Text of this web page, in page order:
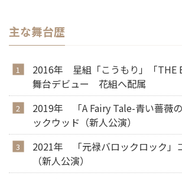
主な舞台歴
2016年 星組「こうもり」「THE
舞台デビュー 花組へ配属
2019年 「A Fairy Tale-青い薔薇
ックウッド（新人公演）
2021年 「元禄バロックロック」
（新人公演）